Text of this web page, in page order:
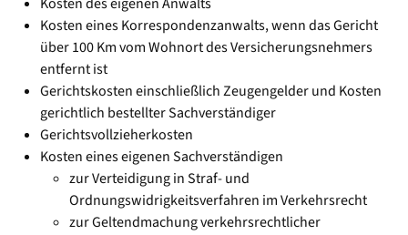
Kosten eines Korrespondenzanwalts, wenn das Gericht
über 100 Km vom Wohnort des Versicherungsnehmers
entfernt ist
Gerichtskosten einschließlich Zeugengelder und Kosten
gerichtlich bestellter Sachverständiger
Gerichtsvollzieherkosten
Kosten eines eigenen Sachverständigen
zur Verteidigung in Straf- und
Ordnungswidrigkeitsverfahren im Verkehrsrecht
zur Geltendmachung verkehrsrechtlicher